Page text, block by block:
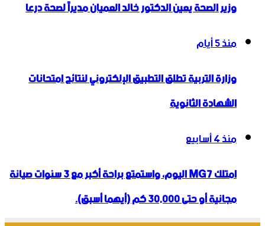
وزير الصحة يعين الدكتور خالد العميان مديراً لصحة درعا
منذ 5 أيام
وزارة التربية تطلق التطبيق الإلكتروني لنتائج امتحانات
الشهادة الثانوية
منذ 4 أسابيع
امتلك MG7 اليوم، واستمتع براحة أكبر مع 3 سنوات صيانة
مجانية أو حتى 30,000 كم (أيهما أسبق).